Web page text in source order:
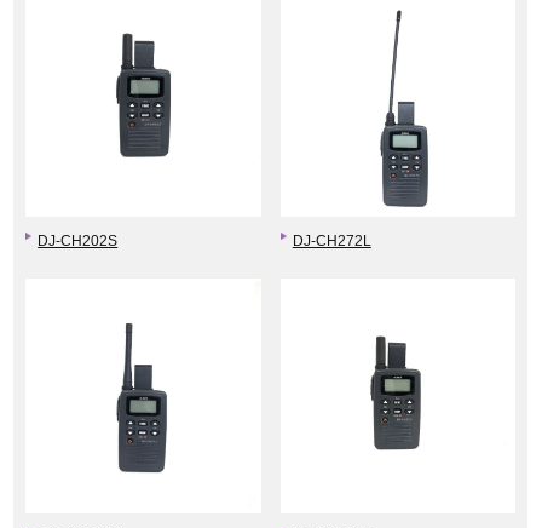
DJ-CH202S DJ-CH272L